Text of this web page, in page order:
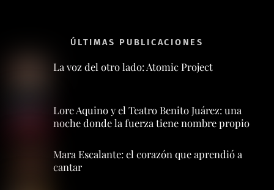
ÚLTIMAS PUBLICACIONES
La voz del otro lado: Atomic Project
Lore Aquino y el Teatro Benito Juárez: una
noche donde la fuerza tiene nombre propio
Mara Escalante: el corazón que aprendió a
cantar